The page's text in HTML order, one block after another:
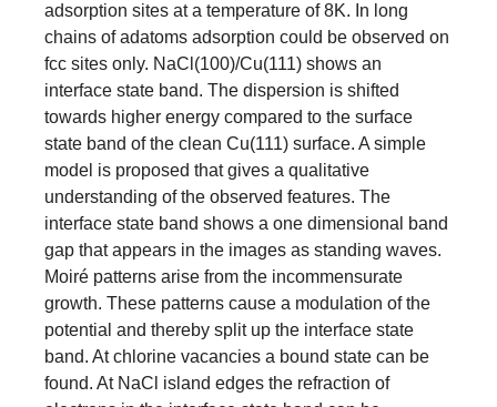
adsorption sites at a temperature of 8K. In long
chains of adatoms adsorption could be observed on
fcc sites only. NaCl(100)/Cu(111) shows an
interface state band. The dispersion is shifted
towards higher energy compared to the surface
state band of the clean Cu(111) surface. A simple
model is proposed that gives a qualitative
understanding of the observed features. The
interface state band shows a one dimensional band
gap that appears in the images as standing waves.
Moiré patterns arise from the incommensurate
growth. These patterns cause a modulation of the
potential and thereby split up the interface state
band. At chlorine vacancies a bound state can be
found. At NaCl island edges the refraction of